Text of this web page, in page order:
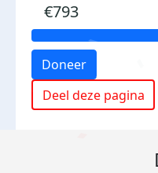
€793
Doneer
Deel deze pagina